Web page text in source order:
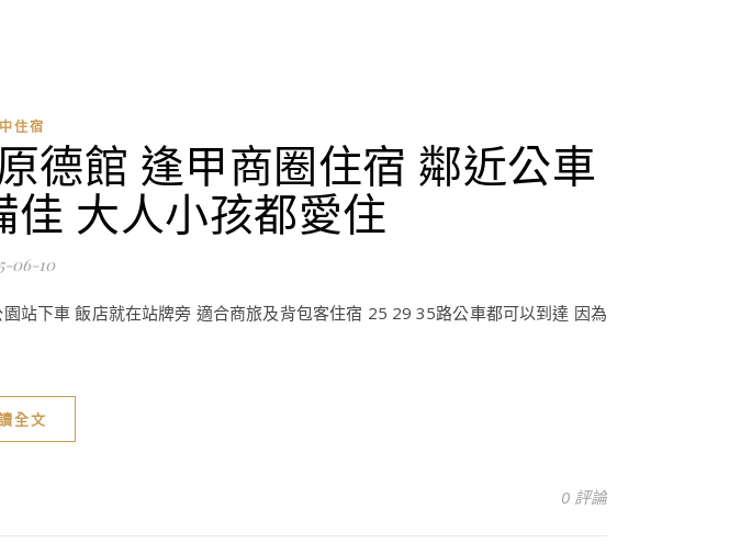
住宿
德館 逢甲商圈住宿 鄰近公車
佳 大人小孩都愛住
06-10
下車 飯店就在站牌旁 適合商旅及背包客住宿 25 29 35路公車都可以到達 因為
全文
0 評論